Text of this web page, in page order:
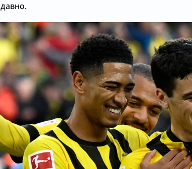
давно.